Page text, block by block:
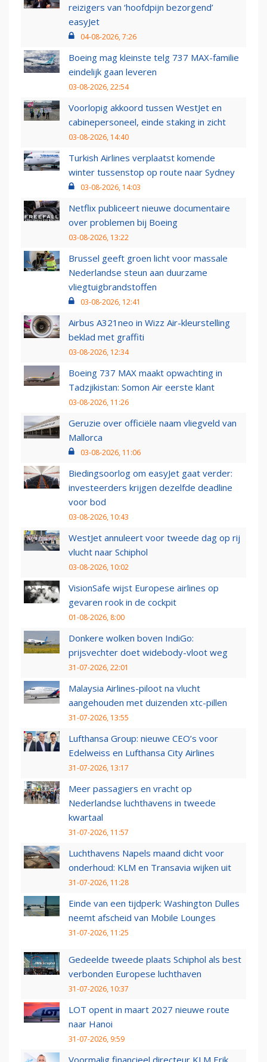
reizigers van ‘hoofdpijn bezorgend’
easyJet
04-08-2026, 7:26
Boeing mag kleinste telg 737 MAX-familie
eindelijk gaan leveren
03-08-2026, 22:54
Voorlopig akkoord tussen WestJet en
cabinepersoneel, einde staking in zicht
03-08-2026, 14:40
Turkish Airlines verplaatst komende
winter tussenstop op route naar Sydney
03-08-2026, 14:03
Netflix publiceert nieuwe documentaire
over problemen bij Boeing
03-08-2026, 13:22
Brussel geeft groen licht voor massale
Nederlandse steun aan duurzame
vliegtuigbrandstoffen
03-08-2026, 12:41
Airbus A321neo in Wizz Air-kleurstelling
beklad met graffiti
03-08-2026, 12:34
Boeing 737 MAX maakt opwachting in
Tadzjikistan: Somon Air eerste klant
03-08-2026, 11:26
Geruzie over officiële naam vliegveld van
Mallorca
03-08-2026, 11:06
Biedingsoorlog om easyJet gaat verder:
investeerders krijgen dezelfde deadline
voor bod
03-08-2026, 10:43
WestJet annuleert voor tweede dag op rij
vlucht naar Schiphol
03-08-2026, 10:02
VisionSafe wijst Europese airlines op
gevaren rook in de cockpit
01-08-2026, 8:00
Donkere wolken boven IndiGo:
prijsvechter doet widebody-vloot weg
31-07-2026, 22:01
Malaysia Airlines-piloot na vlucht
aangehouden met duizenden xtc-pillen
31-07-2026, 13:55
Lufthansa Group: nieuwe CEO’s voor
Edelweiss en Lufthansa City Airlines
31-07-2026, 13:17
Meer passagiers en vracht op
Nederlandse luchthavens in tweede
kwartaal
31-07-2026, 11:57
Luchthavens Napels maand dicht voor
onderhoud: KLM en Transavia wijken uit
31-07-2026, 11:28
Einde van een tijdperk: Washington Dulles
neemt afscheid van Mobile Lounges
31-07-2026, 11:25
Gedeelde tweede plaats Schiphol als best
verbonden Europese luchthaven
31-07-2026, 10:37
LOT opent in maart 2027 nieuwe route
naar Hanoi
31-07-2026, 9:59